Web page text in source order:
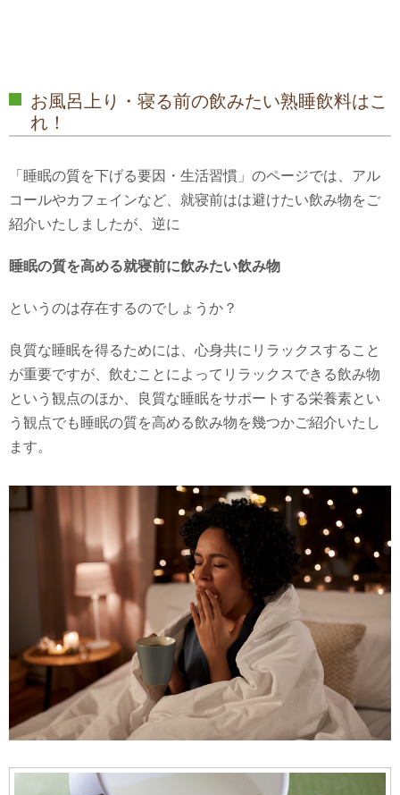
お風呂上り・寝る前の飲みたい熟睡飲料はこ
れ！
「睡眠の質を下げる要因・生活習慣」のページでは、アル
コールやカフェインなど、就寝前はは避けたい飲み物をご
紹介いたしましたが、逆に
睡眠の質を高める就寝前に飲みたい飲み物
というのは存在するのでしょうか？
良質な睡眠を得るためには、心身共にリラックスすること
が重要ですが、飲むことによってリラックスできる飲み物
という観点のほか、良質な睡眠をサポートする栄養素とい
う観点でも睡眠の質を高める飲み物を幾つかご紹介いたし
ます。